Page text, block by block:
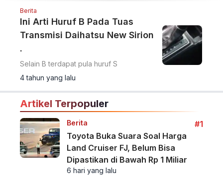
Berita
Ini Arti Huruf B Pada Tuas
Transmisi Daihatsu New Sirion
.
Selain B terdapat pula huruf S
4 tahun yang lalu
Artikel Terpopuler
Berita
#1
Toyota Buka Suara Soal Harga
Land Cruiser FJ, Belum Bisa
Dipastikan di Bawah Rp 1 Miliar
6 hari yang lalu